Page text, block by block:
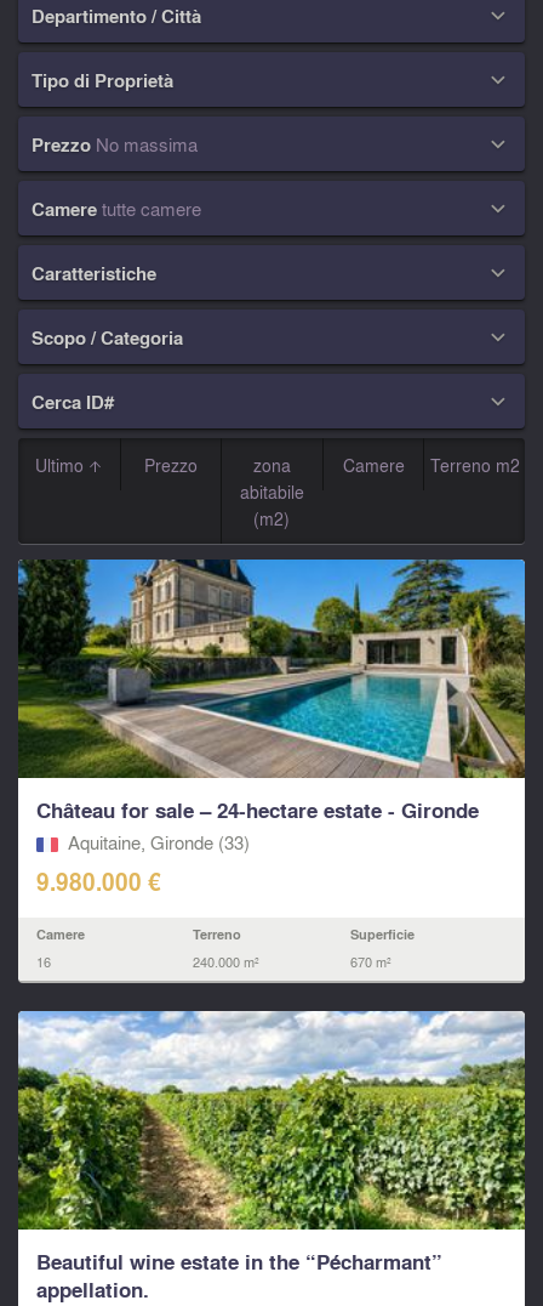
Departimento / Città 
Tipo di Proprietà 
Prezzo No massima 
Cameretutte camere 
Caratteristiche 
Scopo / Categoria 
Cerca ID# 
Ultimo Prezzo
zona
abitabile
(m2)
Camere Terreno m2
Château for sale – 24-hectare estate - Gironde
Aquitaine, Gironde (33)
9.980.000 €
Camere
16
Terreno
240.000 m²
Superficie
670 m²
Beautiful wine estate in the “Pécharmant”
appellation.